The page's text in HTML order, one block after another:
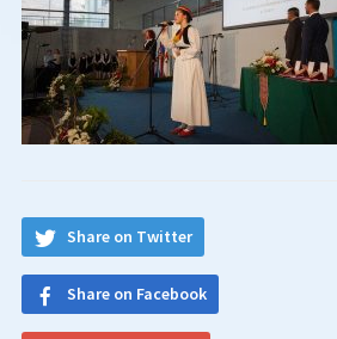
Share on Twitter
Share on Facebook